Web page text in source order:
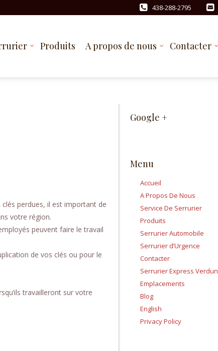
438-288-2795
Produits A propos de nous Contacter
perdues, il est important de
votre région.
peuvent faire le travail
de vos clés ou pour le
travailleront sur votre
Google +
Menu
Accueil
A Propos De Nous
Service De Serrurier
Produits
Serrurier Automobile
Serrurier d’Urgence
Contacter
Serrurier Express Verdun
Emplacements
Blog
English
Privacy Policy